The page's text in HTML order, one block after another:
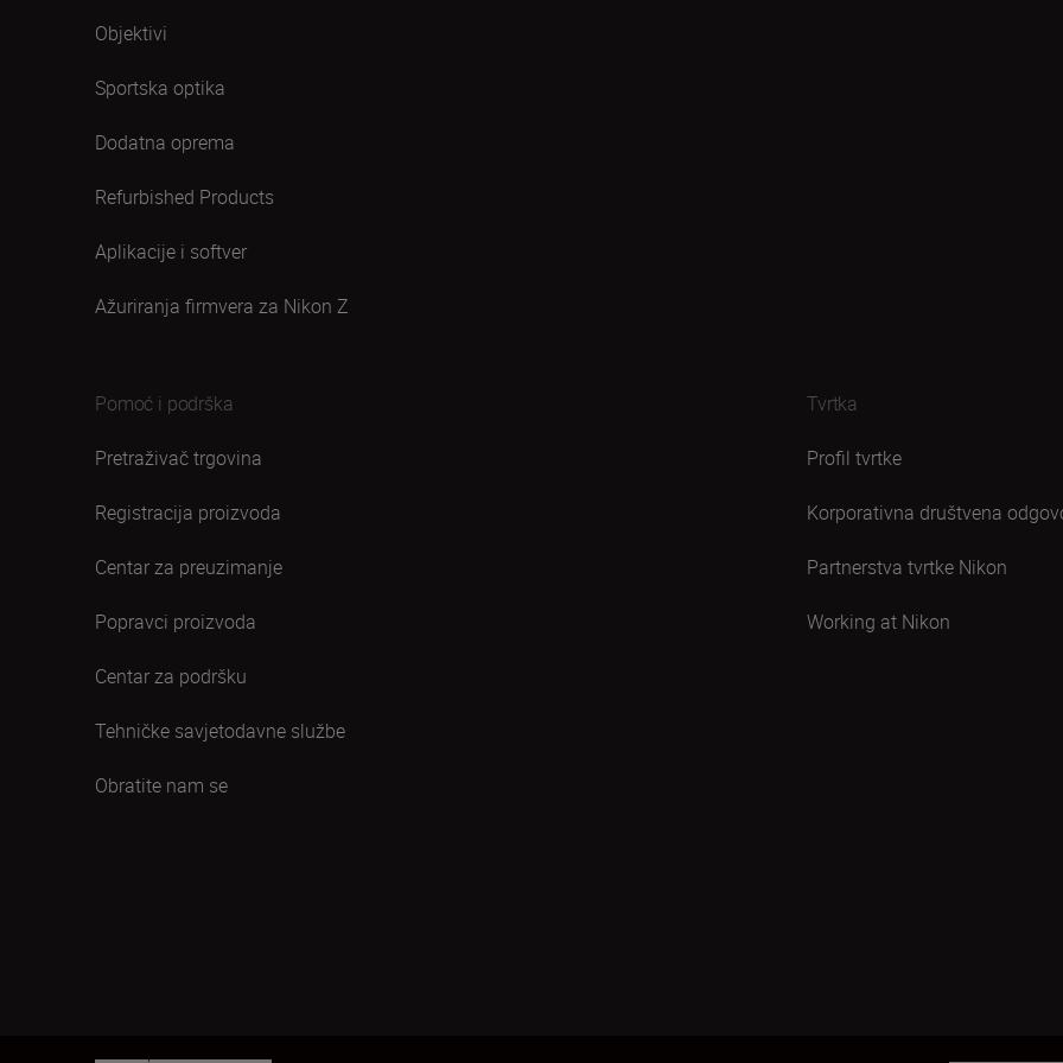
Objektivi
Sportska optika
Dodatna oprema
Refurbished Products
Aplikacije i softver
Ažuriranja firmvera za Nikon Z
Pomoć i podrška
Pretraživač trgovina
Registracija proizvoda
Centar za preuzimanje
Popravci proizvoda
Centar za podršku
Tehničke savjetodavne službe
Obratite nam se
Tvrtka
Profil tvrtke
Korporativna društvena
Partnerstva tvrtke Nikon
Working at Nikon